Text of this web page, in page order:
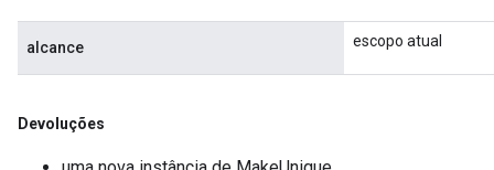
alcance escopo atual
Devoluções